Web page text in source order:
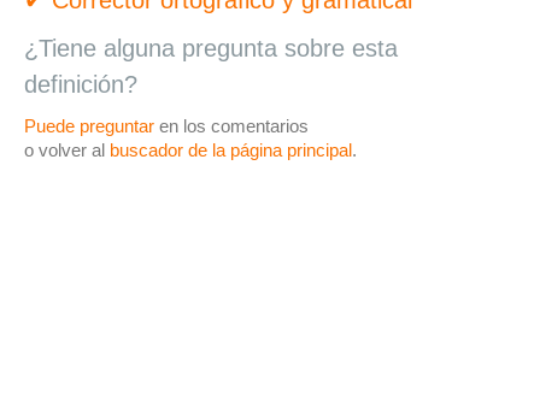
¿Tiene alguna pregunta sobre esta
definición?
Puede preguntar en los comentarios
o volver al buscador de la página principal.